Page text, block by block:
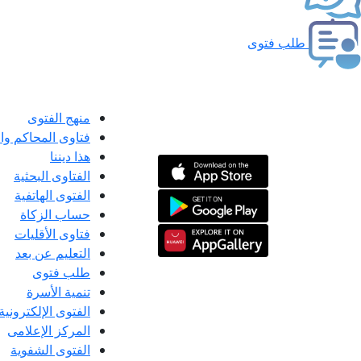
طلب فتوى
منهج الفتوى
فتاوى المحاكم
هذا ديننا
الفتاوى البحثية
الفتوى الهاتفية
حساب الزكاة
فتاوى الأقليات
التعليم عن بعد
طلب فتوى
تنمية الأسرة
الفتوى الإلكترونية
المركز الإعلامى
الفتوى الشفوية